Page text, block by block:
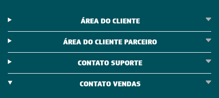
ÁREA DO CLIENTE
ÁREA DO CLIENTE PARCEIRO
CONTATO SUPORTE
CONTATO VENDAS